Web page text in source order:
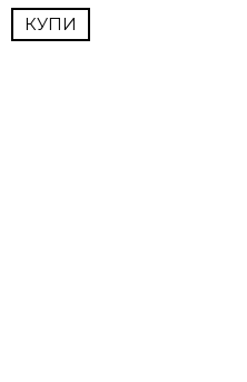
КУПИ